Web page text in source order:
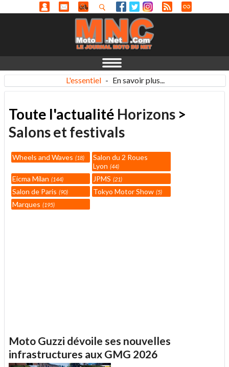
L'essentiel - En savoir plus...
Toute l'actualité Horizons >
Salons et festivals
Wheels and Waves 18
Salon du 2 Roues
Lyon
44
Eicma Milan 144 JPMS 21
Salon de Paris 90 Tokyo Motor Show 5
Marques 195
Moto Guzzi dévoile ses nouvelles
infrastructures aux GMG 2026